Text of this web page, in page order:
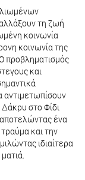
τη ζωή
κοινωνία
κοινωνία της
προβληματισμός
και
αντιμετωπίσουν
στο Φίδι
ένα
και την
ιδιαίτερα